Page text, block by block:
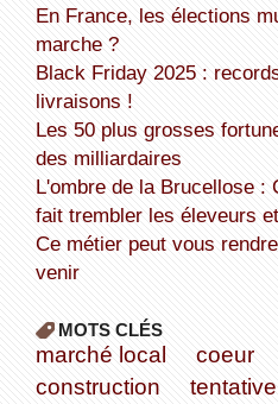
En France, les élections municipales : comment ça
marche ?
Black Friday 2025 : records de ventes, chaos de
livraisons !
Les 50 plus grosses fortunes de France sont tous
des milliardaires
L'ombre de la Brucellose : Comment une bactérie
fait trembler les éleveurs
Ce métier peut vous rendre riche dans les années à
venir
MOTS CLÉS
marché local coeur
construction